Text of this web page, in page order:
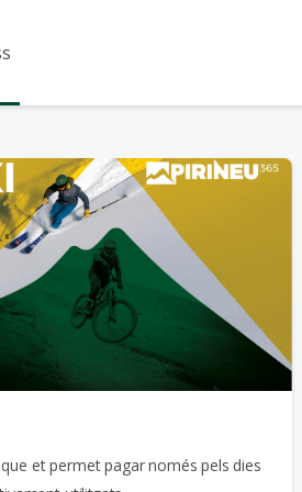
et permet pagar només pels dies